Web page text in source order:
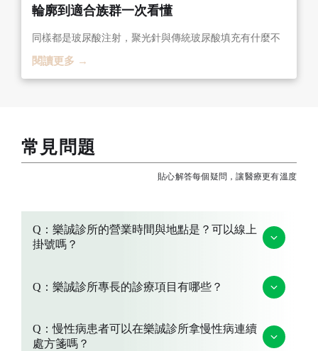
輪廓到適合族群一次看懂
同樣都是玻尿酸注射，聚光針與傳統玻尿酸填充有什麼不
群的差異，幫助你找到最適合自己的療程。
閱讀更多 →
常見問題
貼心解答每個疑問，讓醫療更有溫度
Q：樂誠診所的營業時間與地點是？可以線上
掛號嗎？
A：門診時間依各院區略有不同，請參考官網最新門診
時刻表，或來電確認當日看診時段。
📍 林口院區：新北市林口區三民路182號
可透過官網線上line@預約掛號。
Q：樂誠診所專長的診療項目有哪些？
A：樂誠診所以全人照護為核心，提供多元健保門診服
務，主要診療項目包含：
Q：慢性病患者可以在樂誠診所拿慢性病連續
處方箋嗎？